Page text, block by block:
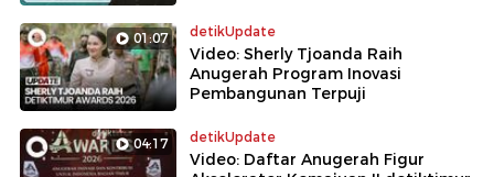
01:07 detikUpdate
Video: Sherly Tjoanda Raih
Anugerah Program Inovasi
Pembangunan Terpuji
04:17 detikUpdate
Video: Daftar Anugerah Figur